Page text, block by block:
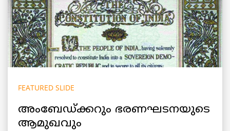
FEATURED SLIDE
അംബേഡ്ക്കറും ഭരണഘടനയുടെ
ആമുഖവും